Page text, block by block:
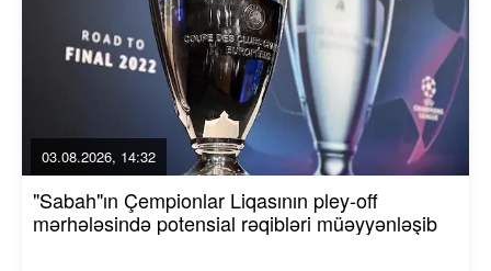
03.08.2026, 14:32
"Sabah"ın Çempionlar Liqasının pley-off
mərhələsində potensial rəqibləri müəyyənləşib